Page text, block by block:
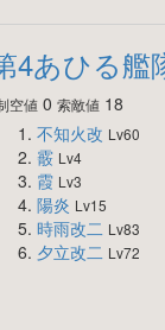
4あひる艦
空値0 索敵値18
不知火改 Lv60
霰 Lv4
霞 Lv3
陽炎 Lv15
時雨改二 Lv83
夕立改二 Lv72